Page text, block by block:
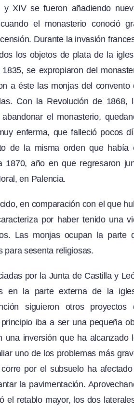
XIV se fueron añadiendo
el monasterio conoció
Durante la invasión
los objetos de plata de la
se expropiaron del
a éste las monjas del convento
Con la Revolución de 1868,
el monasterio,
enferma, que falleció pocos
de la misma orden que había
1870, año en que regresaron
en Palencia.
en comparación con el que
por haber tenido una
Las monjas ocupan la parte
para sesenta religiosas.
por la Junta de Castilla y
en la parte externa de la
siguieron otros proyectos
iba a ser una pequeña
una inversión que ha alcanzado
uno de los problemas más
por el subsuelo ha afectado
la pavimentación.
el retablo mayor, los dos